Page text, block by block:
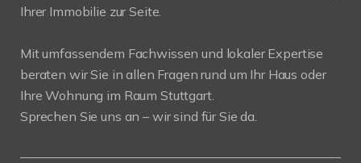
Ihrer Immobilie zur Seite.
Mit umfassendem Fachwissen und lokaler Expertise
beraten wir Sie in allen Fragen rund um Ihr Haus oder
Ihre Wohnung im Raum Stuttgart.
Sprechen Sie uns an – wir sind für Sie da.